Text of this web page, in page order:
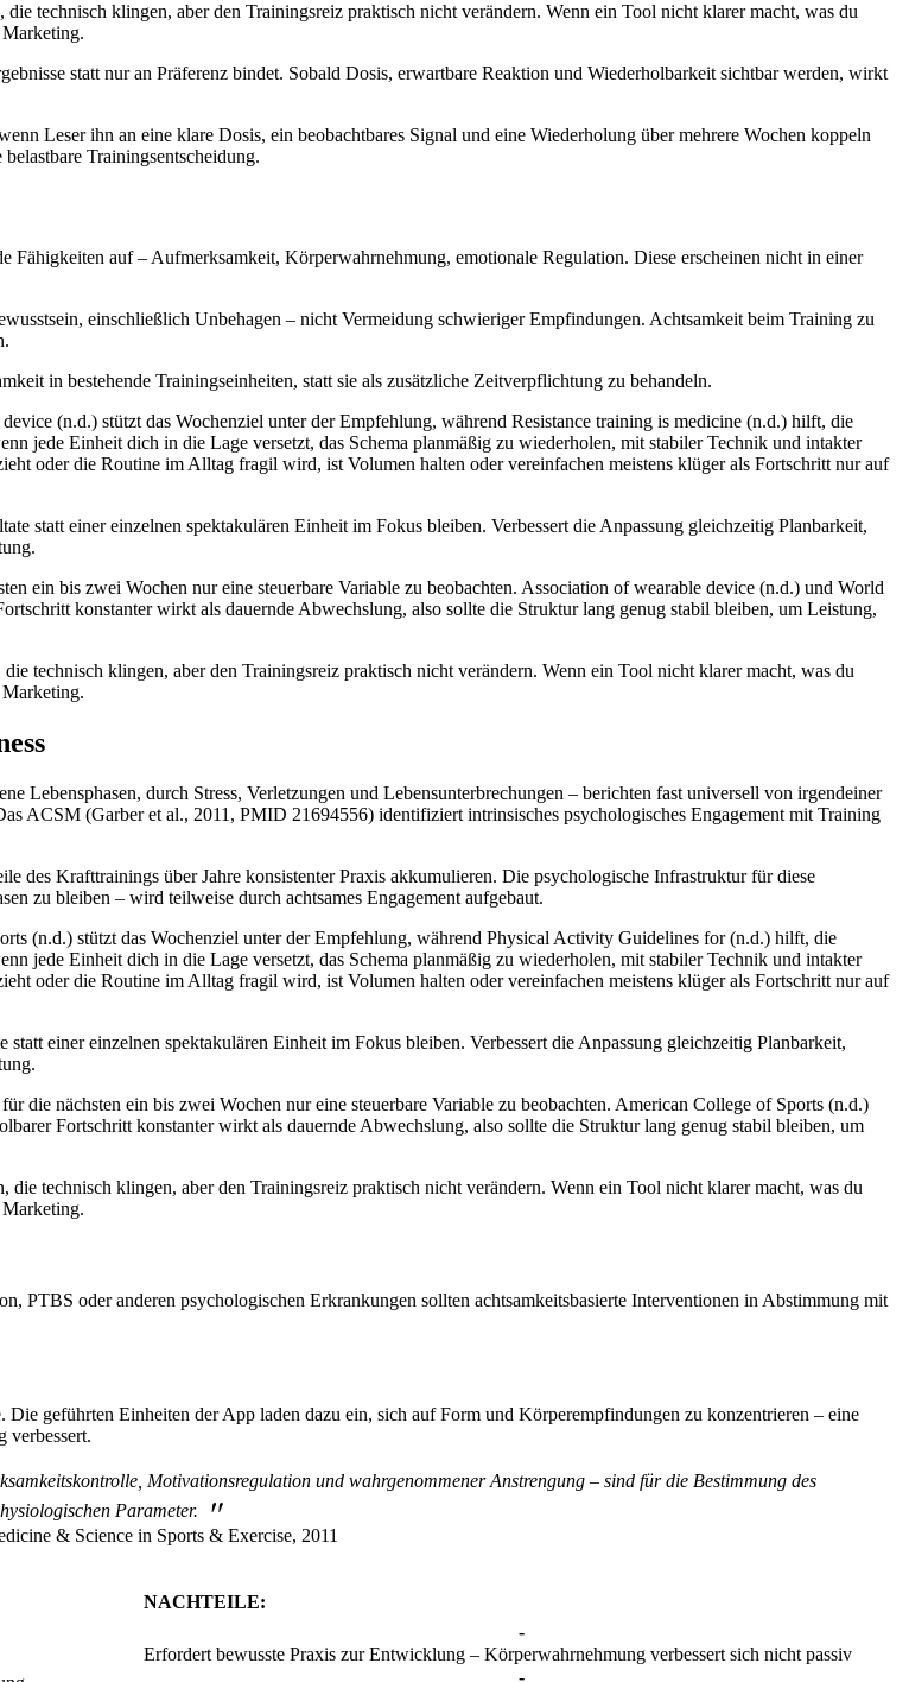
technisch klingen, aber den Trainingsreiz praktisch nicht verändern. Wenn ein Tool nicht klarer macht, was du
statt nur an Präferenz bindet. Sobald Dosis, erwartbare Reaktion und Wiederholbarkeit sichtbar werden, wirkt
Leser ihn an eine klare Dosis, ein beobachtbares Signal und eine Wiederholung über mehrere Wochen koppeln
Trainingsentscheidung.
Fähigkeiten auf – Aufmerksamkeit, Körperwahrnehmung, emotionale Regulation. Diese erscheinen nicht in einer
einschließlich Unbehagen – nicht Vermeidung schwieriger Empfindungen. Achtsamkeit beim Training zu
in bestehende Trainingseinheiten, statt sie als zusätzliche Zeitverpflichtung zu behandeln.
(n.d.) stützt das Wochenziel unter der Empfehlung, während Resistance training is medicine (n.d.) hilft, die
jede Einheit dich in die Lage versetzt, das Schema planmäßig zu wiederholen, mit stabiler Technik und intakter
oder die Routine im Alltag fragil wird, ist Volumen halten oder vereinfachen meistens klüger als Fortschritt nur auf
statt einer einzelnen spektakulären Einheit im Fokus bleiben. Verbessert die Anpassung gleichzeitig Planbarkeit,
ein bis zwei Wochen nur eine steuerbare Variable zu beobachten. Association of wearable device (n.d.) und World
konstanter wirkt als dauernde Abwechslung, also sollte die Struktur lang genug stabil bleiben, um Leistung,
technisch klingen, aber den Trainingsreiz praktisch nicht verändern. Wenn ein Tool nicht klarer macht, was du
Lebensphasen, durch Stress, Verletzungen und Lebensunterbrechungen – berichten fast universell von irgendeiner
ACSM (Garber et al., 2011, PMID 21694556) identifiziert intrinsisches psychologisches Engagement mit Training
des Krafttrainings über Jahre konsistenter Praxis akkumulieren. Die psychologische Infrastruktur für diese
zu bleiben – wird teilweise durch achtsames Engagement aufgebaut.
(n.d.) stützt das Wochenziel unter der Empfehlung, während Physical Activity Guidelines for (n.d.) hilft, die
jede Einheit dich in die Lage versetzt, das Schema planmäßig zu wiederholen, mit stabiler Technik und intakter
oder die Routine im Alltag fragil wird, ist Volumen halten oder vereinfachen meistens klüger als Fortschritt nur auf
einer einzelnen spektakulären Einheit im Fokus bleiben. Verbessert die Anpassung gleichzeitig Planbarkeit,
die nächsten ein bis zwei Wochen nur eine steuerbare Variable zu beobachten. American College of Sports (n.d.)
Fortschritt konstanter wirkt als dauernde Abwechslung, also sollte die Struktur lang genug stabil bleiben, um
technisch klingen, aber den Trainingsreiz praktisch nicht verändern. Wenn ein Tool nicht klarer macht, was du
PTBS oder anderen psychologischen Erkrankungen sollten achtsamkeitsbasierte Interventionen in Abstimmung mit
geführten Einheiten der App laden dazu ein, sich auf Form und Körperempfindungen zu konzentrieren – eine
verbessert.
Motivationsregulation und wahrgenommener Anstrengung – sind für die Bestimmung des
Parameter.
"
& Science in Sports & Exercise, 2011
NACHTEILE:
-
Erfordert bewusste Praxis zur Entwicklung – Körperwahrnehmung verbessert sich nicht passiv
-